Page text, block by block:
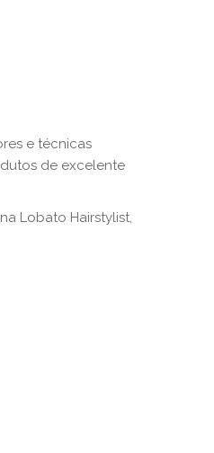
e técnicas
de excelente
Lobato Hairstylist,